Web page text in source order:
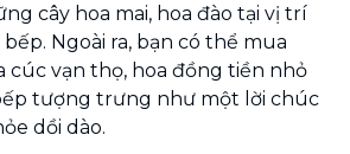
cây hoa mai, hoa đào tại vị trí
Ngoài ra, bạn có thể mua
cúc vạn thọ, hoa đồng tiền nhỏ
tượng trưng như một lời chúc
dồi dào.